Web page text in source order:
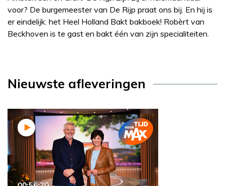
voor? De burgemeester van De Rijp praat ons bij. En hij is
er eindelijk: het Heel Holland Bakt bakboek! Robèrt van
Beckhoven is te gast en bakt één van zijn specialiteiten.
Nieuwste afleveringen